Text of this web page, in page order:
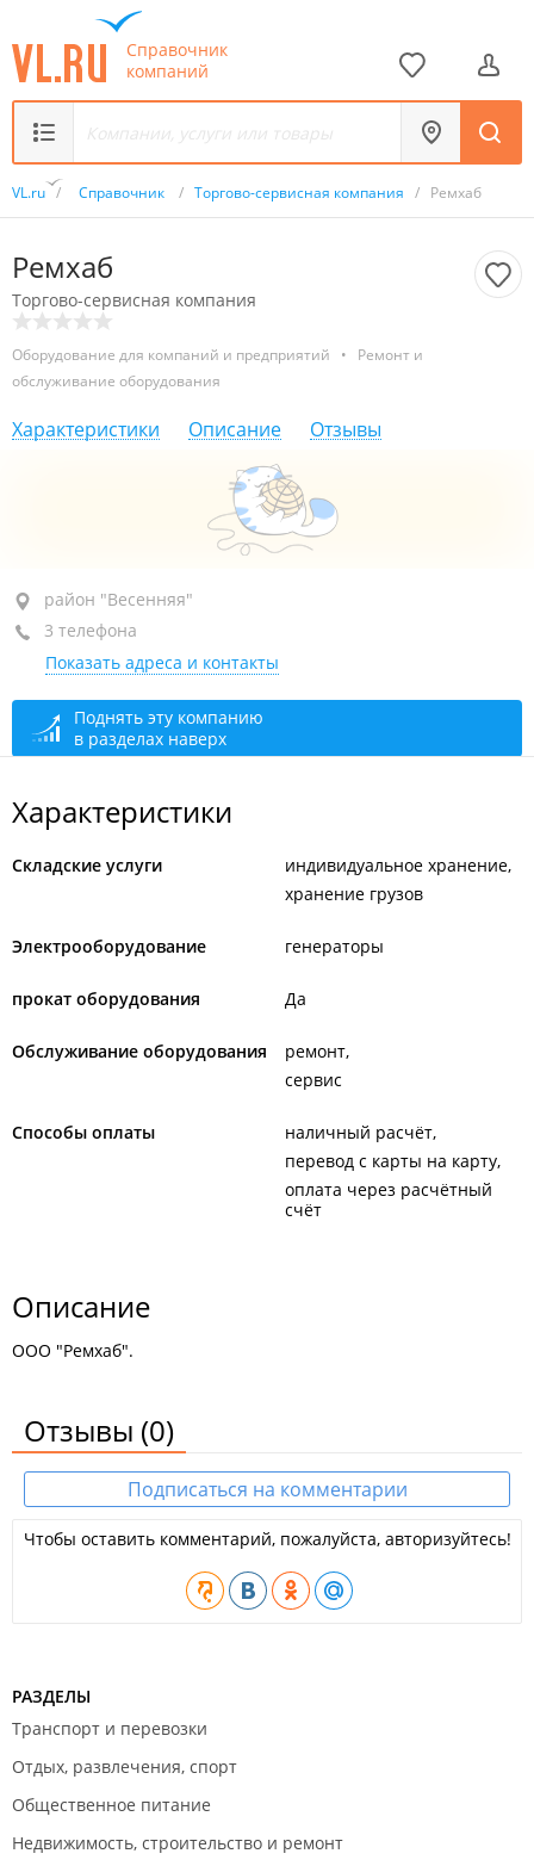
Справочник
компаний
VL.ru / Справочник / Торгово-сервисная компания / Ремхаб
Ремхаб
Торгово-сервисная компания
Оборудование для компаний и предприятий •
Ремонт и
обслуживание оборудования
Характеристики Описание Отзывы
район "Весенняя", ул. Заречная, 47
+7 924 231-44-71
+7 914 071-12-12
+7 (423) 222-69-99
сегодня закрыто
район "Весенняя"
3 телефона
Показать адреса и контакты
Поднять эту компанию
в разделах наверх
Характеристики
Складские услуги
индивидуальное хранение
хранение грузов
Электрооборудование генераторы
прокат оборудования Да
Обслуживание оборудования
ремонт
сервис
Способы оплаты
наличный расчёт
перевод с карты на карту
оплата через расчётный
счёт
Описание
ООО "Ремхаб".
Отзывы (0)
Подписаться на комментарии
Чтобы оставить комментарий, пожалуйста, авторизуйтесь!
РАЗДЕЛЫ
Транспорт и перевозки
Отдых, развлечения, спорт
Общественное питание
Недвижимость, строительство и ремонт